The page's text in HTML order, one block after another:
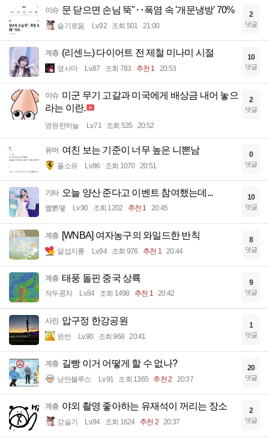
이슈 문 닫으면 손님 뚝"‥폭염 속 '개문냉방' 70%
슬기로움 Lv.92 조회 501 21:00
2
댓글
계층 (리센느) 다이어트 전 제철 미나미 시절
옆사마 Lv.87 조회 783 추천 1 20:53
10
댓글
이슈 미군 무기 고갈과 미국에게 배상금 내어 놓으
라는 이란.
영원한하늘 Lv.71 조회 535 20:52
2
댓글
유머 여친 보는 기준이 너무 높은 니뽄남
풀소유 Lv.86 조회 1070 20:51
0
댓글
기타 오늘 양산 준다고 이벤트 참여했는데...
꿻뻵뗗 Lv.90 조회 1202 추천 1 20:45
10
댓글
계층 [WNBA] 여자농구의 와일드한 반칙
달섭지롱 Lv.94 조회 976 추천 1 20:44
8
댓글
계층 태풍 돌핀 중국 상륙
작두콩차 Lv.84 조회 1498 추천 1 20:42
9
댓글
사진 압구정 한강공원
윈빈 Lv.90 조회 968 20:41
1
댓글
계층 길빵 이거 어떻게 할 수 없나?
낭만블루스 Lv.91 조회 1365 추천 2 20:37
20
댓글
계층 야외 촬영 좋아하는 유재석이 꺼리는 장소
강슬기 Lv.94 조회 1624 추천 2 20:37
2
댓글